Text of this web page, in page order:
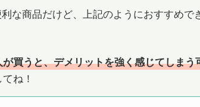
な商品だけど、上記のようにおすすめで
買うと、デメリットを強く感じてしまう
ね！